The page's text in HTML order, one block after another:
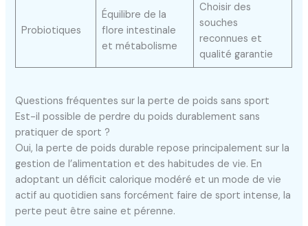
Probiotiques
Équilibre de la
flore intestinale
et métabolisme
Choisir des
souches
reconnues et
qualité garantie
Questions fréquentes sur la perte de poids sans sport
Est-il possible de perdre du poids durablement sans
pratiquer de sport ?
Oui, la perte de poids durable repose principalement sur la
gestion de l’alimentation et des habitudes de vie. En
adoptant un déficit calorique modéré et un mode de vie
actif au quotidien sans forcément faire de sport intense, la
perte peut être saine et pérenne.